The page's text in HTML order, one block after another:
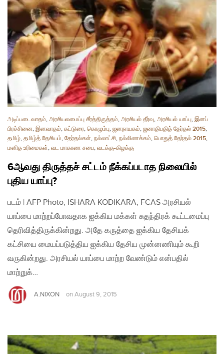
அடிப்படைவாதம், அரசியலமைப்பு சீர்த்திருத்தம், அரசியல் தீர்வு, அரசியல் யாப்பு, இனப்
பிரச்சினை, இனவாதம், கட்டுரை, கொழும்பு, ஜனநாயகம், ஜனாதிபதித் தேர்தல் 2015,
தமிழ், தமிழ்த் தேசியம், தேர்தல்கள், நல்லாட்சி, நல்லிணக்கம், பொதுத் தேர்தல் 2015,
மனித உரிமைகள், வட மாகாண சபை, வடக்கு-கிழக்கு
6ஆவது திருத்தச் சட்டம் நீக்கப்படாத நிலையில்
புதிய யாப்பு?
படம் | AFP Photo, ISHARA KODIKARA, FCAS அரசியல்
யாப்பை மாற்றப்போவதாக ஐக்கிய மக்கள் சுதந்திரக் கூட்டமைப்பு
தெரிவித்திருக்கின்றது. அதே கருத்தை ஐக்கிய தேசியக்
கட்சியை மையப்படுத்திய ஐக்கிய தேசிய முன்னணியும் கூறி
வருகின்றது. அரசியல் யாப்பை மாற்ற வேண்டும் என்பதில்
மாற்றுக்…
A.NIXON on August 9, 2015